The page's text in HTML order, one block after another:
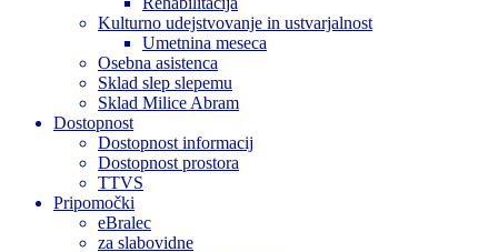
Kulturno udejstvovanje in ustvarjalnost
Umetnina meseca
Osebna asistenca
Sklad slep slepemu
Sklad Milice Abram
Dostopnost
Dostopnost informacij
Dostopnost prostora
TTVS
Pripomočki
eBralec
za slabovidne